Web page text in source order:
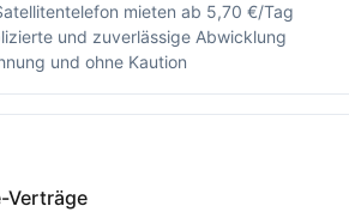
mieten ab 5,70 €/Tag
und zuverlässige Abwicklung
und ohne Kaution
Verträge